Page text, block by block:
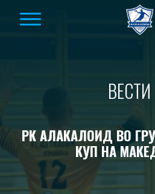
ВЕСТИ
РК АЛАКАЛОИД ВО
КУП НА